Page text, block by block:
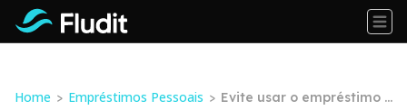
Home > Empréstimos Pessoais > Evite usar o empréstimo p